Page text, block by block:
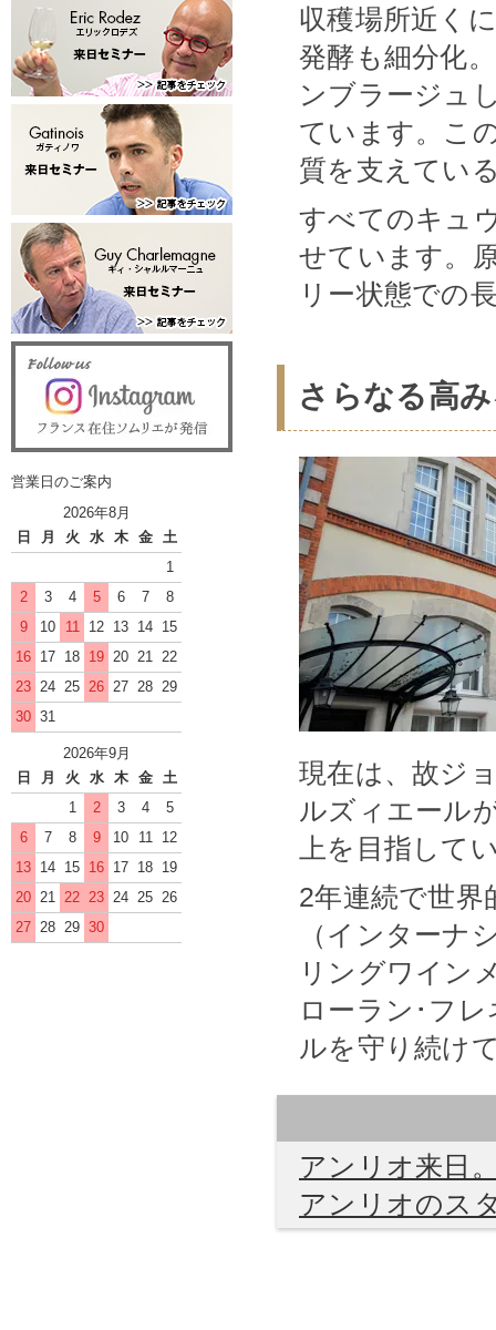
収穫場所近く
発酵も細分化
ンブラージュ
ています。こ
質を支えてい
すべてのキュ
せています。
リー状態での
さらなる高
現在は、故ジ
ルズィエール
上を目指して
2年連続で世
（インターナ
リングワイン
ローラン･フ
ルを守り続け
アンリオ来日
アンリオのス
営業日のご案内
2026年8月
日
月 火 水 木 金
土
1
2
3 4 5 6 7
8
9
10 11 12 13 14 15
16 17 18 19 20 21 22
23 24 25 26 27 28 29
30 31
2026年9月
日
月 火 水 木 金
土
1
2 3 4
5
6
7 8 9 10 11
12
13 14 15 16 17 18 19
20 21 22 23 24 25 26
27 28 29 30